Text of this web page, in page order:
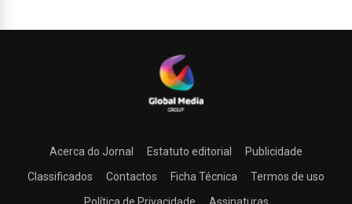
Acerca do Jornal Estatuto editorial
Publicidade
Classificados
Contactos Ficha Técnica
Termos de uso
Política de Privacidade
Assinaturas